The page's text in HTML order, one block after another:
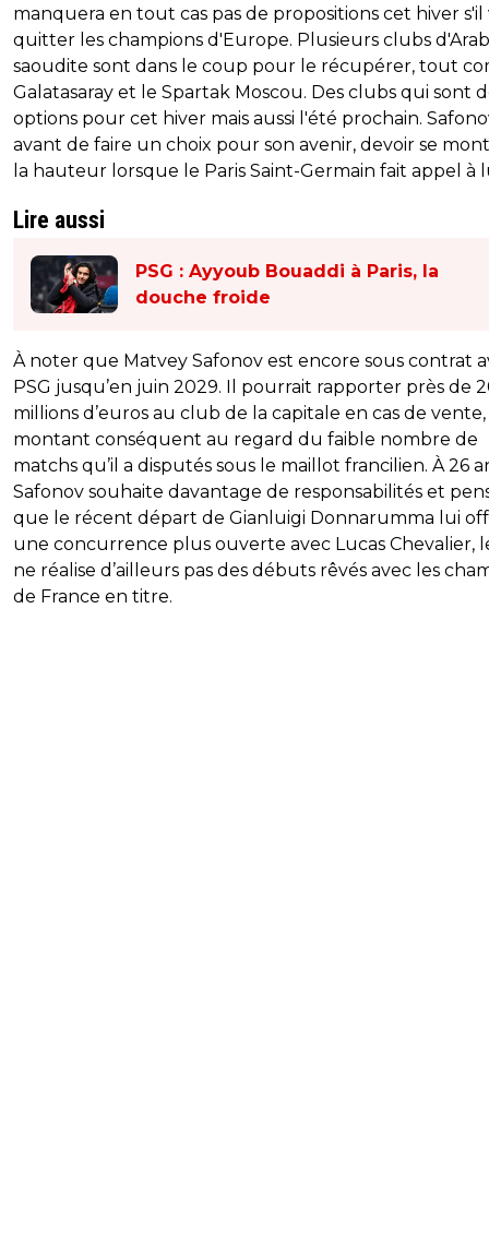
manquera en tout cas pas de propositions cet hiver
quitter les champions d'Europe. Plusieurs clubs
saoudite sont dans le coup pour le récupérer, tout
Galatasaray et le Spartak Moscou. Des clubs qui sont
options pour cet hiver mais aussi l'été prochain.
avant de faire un choix pour son avenir, devoir se
la hauteur lorsque le Paris Saint-Germain fait appel à
Lire aussi
PSG : Ayyoub Bouaddi à Paris, la
douche froide
À noter que Matvey Safonov est encore sous contrat
PSG jusqu’en juin 2029. Il pourrait rapporter près de
millions d’euros au club de la capitale en cas de
montant conséquent au regard du faible nombre de
matchs qu’il a disputés sous le maillot francilien. À 26
Safonov souhaite davantage de responsabilités et
que le récent départ de Gianluigi Donnarumma lui
une concurrence plus ouverte avec Lucas Chevalier,
ne réalise d’ailleurs pas des débuts rêvés avec les
de France en titre.